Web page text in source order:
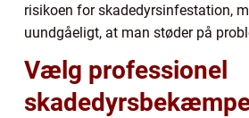
risikoen for skadedyrsinfestation,
uundgåeligt, at man støder på
Vælg professionel